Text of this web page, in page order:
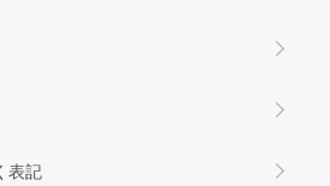
表記